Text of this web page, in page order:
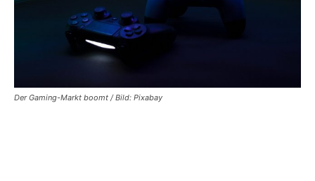
Der Gaming-Markt boomt / Bild: Pixabay